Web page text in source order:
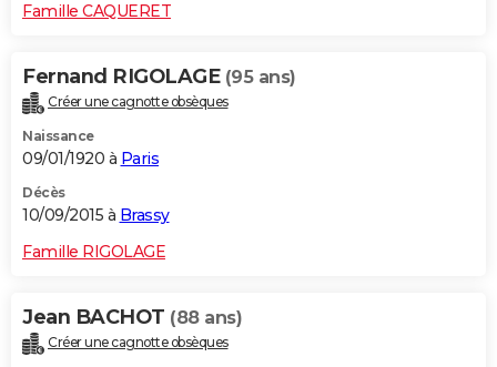
Famille CAQUERET
Fernand RIGOLAGE (95 ans)
Créer une cagnotte obsèques
Naissance
09/01/1920 à Paris
Décès
10/09/2015 à Brassy
Famille RIGOLAGE
Jean BACHOT (88 ans)
Créer une cagnotte obsèques